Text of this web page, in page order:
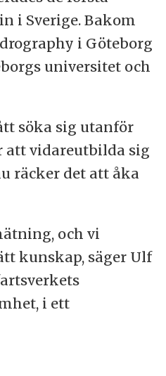
i Sverige. Bakom
i Göteborg
universitet och
söka sig utanför
att vidareutbilda sig
räcker det att åka
och vi
kunskap, säger Ulf
i ett